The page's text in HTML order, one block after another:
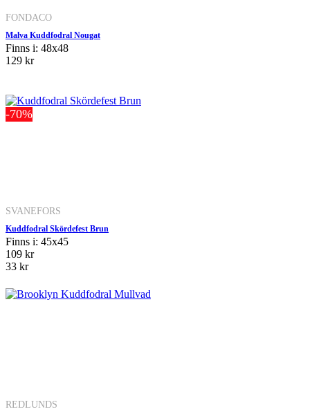
FONDACO
Malva Kuddfodral Nougat
Finns i: 48x48
129 kr
-70%
SVANEFORS
Kuddfodral Skördefest Brun
Finns i: 45x45
109 kr
33 kr
REDLUNDS